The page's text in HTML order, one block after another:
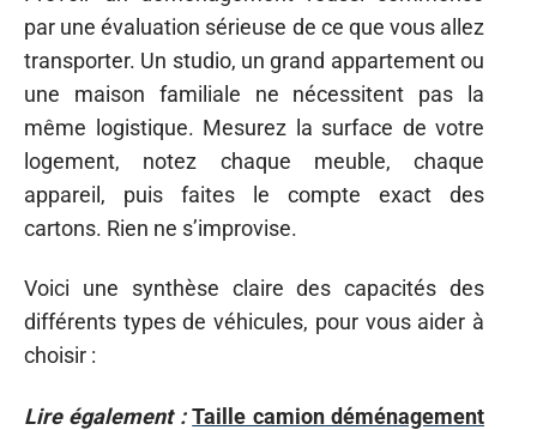
par une évaluation sérieuse de ce que vous allez
transporter. Un studio, un grand appartement ou
une maison familiale ne nécessitent pas la
même logistique. Mesurez la surface de votre
logement, notez chaque meuble, chaque
appareil, puis faites le compte exact des
cartons. Rien ne s’improvise.
Voici une synthèse claire des capacités des
différents types de véhicules, pour vous aider à
choisir :
Lire également : Taille camion déménagement